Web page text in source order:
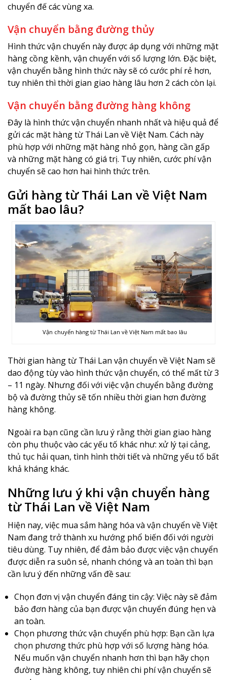
chuyển đế các vùng xa.
Vận chuyển bằng đường thủy
Hình thức vận chuyển này được áp dụng với những mặt
hàng cồng kềnh, vận chuyển với số lượng lớn. Đặc biệt,
vận chuyển bằng hình thức này sẽ có cước phí rẻ hơn,
tuy nhiên thì thời gian giao hàng lâu hơn 2 cách còn lại.
Vận chuyển bằng đường hàng không
Đây là hình thức vận chuyển nhanh nhất và hiệu quả để
gửi các mặt hàng từ Thái Lan về Việt Nam. Cách này
phù hợp với những mặt hàng nhỏ gọn, hàng cần gấp
và những mặt hàng có giá trị. Tuy nhiên, cước phí vận
chuyển sẽ cao hơn hai hình thức trên.
Gửi hàng từ Thái Lan về Việt Nam
mất bao lâu?
Vận chuyển hàng từ Thái Lan về Việt Nam mất bao lâu
Thời gian hàng từ Thái Lan vận chuyển về Việt Nam sẽ
dao động tùy vào hình thức vận chuyển, có thể mất từ 3
– 11 ngày. Nhưng đối với việc vận chuyển bằng đường
bộ và đường thủy sẽ tốn nhiều thời gian hơn đường
hàng không.
Ngoài ra bạn cũng cần lưu ý rằng thời gian giao hàng
còn phụ thuộc vào các yếu tố khác như: xử lý tại cảng,
thủ tục hải quan, tình hình thời tiết và những yếu tố bất
khả kháng khác.
Những lưu ý khi vận chuyển hàng
từ Thái Lan về Việt Nam
Hiện nay, việc mua sắm hàng hóa và vận chuyển về Việt
Nam đang trở thành xu hướng phổ biến đối với người
tiêu dùng. Tuy nhiên, để đảm bảo được việc vận chuyển
được diễn ra suôn sẻ, nhanh chóng và an toàn thì bạn
cần lưu ý đến những vấn đề sau:
Chọn đơn vị vận chuyển đáng tin cậy: Việc này sẽ đảm
bảo đơn hàng của bạn được vận chuyển đúng hẹn và
an toàn.
Chọn phương thức vận chuyển phù hợp: Bạn cần lựa
chọn phương thức phù hợp với số lượng hàng hóa.
Nếu muốn vận chuyển nhanh hơn thì bạn hãy chọn
đường hàng không, tuy nhiên chi phí vận chuyển sẽ